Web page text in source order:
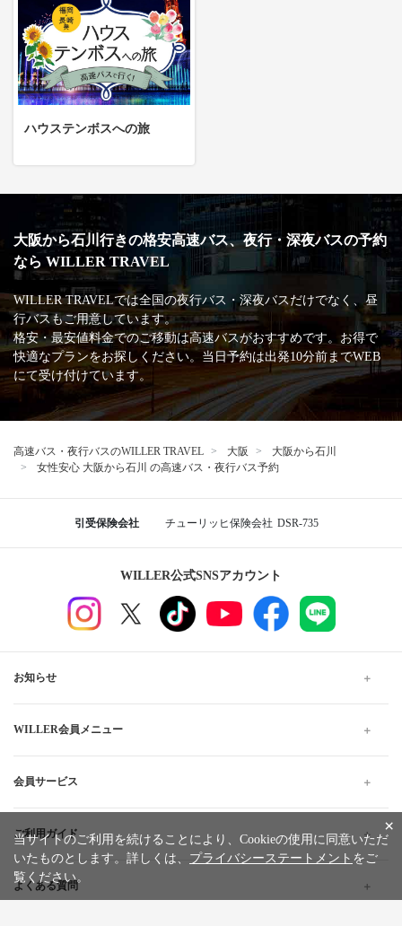
ハウステンボスへの旅
大阪から石川行きの格安高速バス、夜行・深夜バスの予約
なら WILLER TRAVEL
WILLER TRAVELでは全国の夜行バス・深夜バスだけでなく、昼
行バスもご用意しています。
格安・最安値料金でのご移動は高速バスがおすすめです。お得で
快適なプランをお探しください。当日予約は出発10分前までWEB
にて受け付けています。
高速バス・夜行バスのWILLER TRAVEL 大阪
大阪から石川
女性安心 大阪から石川 の高速バス・夜行バス予約
引受保険会社 チューリッヒ保険会社 DSR-735
WILLER公式SNSアカウント
お知らせ
WILLER会員メニュー
会員サービス
ご利用ガイド
よくある質問
×
当サイトのご利用を続けることにより、Cookieの使用に同意いただ
いたものとします。詳しくは、 プライバシーステートメント をご
覧ください。